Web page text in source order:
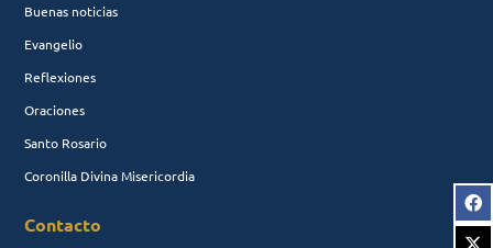
Buenas noticias
Evangelio
Reflexiones
Oraciones
Santo Rosario
Coronilla Divina Misericordia
Contacto